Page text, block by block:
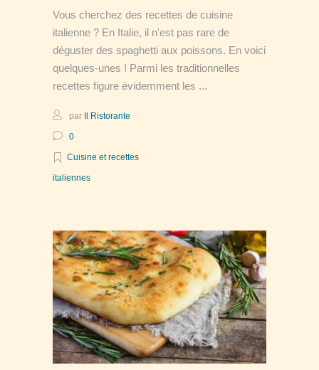
Vous cherchez des recettes de cuisine
italienne ? En Italie, il n'est pas rare de
déguster des spaghetti aux poissons. En voici
quelques-unes ! Parmi les traditionnelles
recettes figure évidemment les
par Il Ristorante
0
Cuisine et recettes
italiennes